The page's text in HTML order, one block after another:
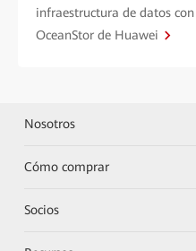
infraestructura de datos
OceanStor de Huawei
Nosotros
Cómo comprar
Socios